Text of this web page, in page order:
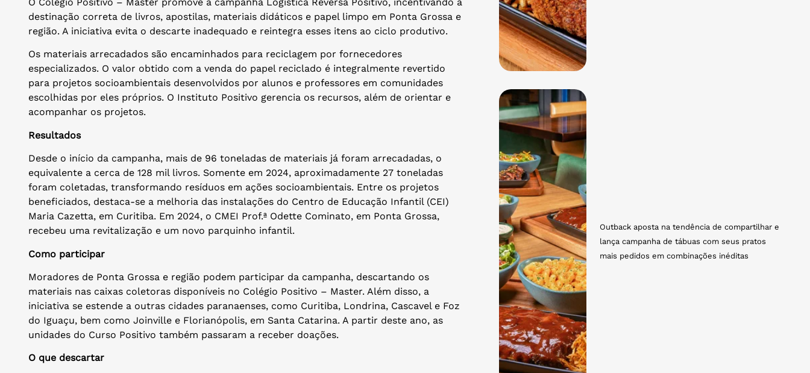
destinação correta de livros, apostilas, materiais didáticos e papel limpo em Ponta Grossa e
região. A iniciativa evita o descarte inadequado e reintegra esses itens ao ciclo produtivo.
Os materiais arrecadados são encaminhados para reciclagem por fornecedores
especializados. O valor obtido com a venda do papel reciclado é integralmente revertido
para projetos socioambientais desenvolvidos por alunos e professores em comunidades
escolhidas por eles próprios. O Instituto Positivo gerencia os recursos, além de orientar e
acompanhar os projetos.
Resultados
Desde o início da campanha, mais de 96 toneladas de materiais já foram arrecadadas, o
equivalente a cerca de 128 mil livros. Somente em 2024, aproximadamente 27 toneladas
foram coletadas, transformando resíduos em ações socioambientais. Entre os projetos
beneficiados, destaca-se a melhoria das instalações do Centro de Educação Infantil (CEI)
Maria Cazetta, em Curitiba. Em 2024, o CMEI Prof.ª Odette Cominato, em Ponta Grossa,
recebeu uma revitalização e um novo parquinho infantil.
Como participar
Moradores de Ponta Grossa e região podem participar da campanha, descartando os
materiais nas caixas coletoras disponíveis no Colégio Positivo – Master. Além disso, a
iniciativa se estende a outras cidades paranaenses, como Curitiba, Londrina, Cascavel e Foz
do Iguaçu, bem como Joinville e Florianópolis, em Santa Catarina. A partir deste ano, as
unidades do Curso Positivo também passaram a receber doações.
O que descartar
Outback aposta na tendência de compartilhar e
lança campanha de tábuas com seus pratos
mais pedidos em combinações inéditas